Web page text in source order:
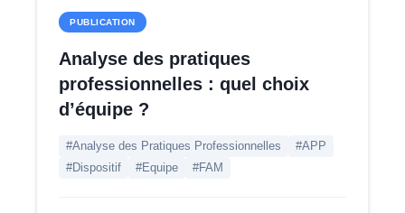
PUBLICATION
Analyse des pratiques
professionnelles : quel choix
d’équipe ?
#Analyse des Pratiques Professionnelles
#APP
#Dispositif
#Equipe #FAM